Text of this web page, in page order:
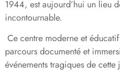
1944, est aujourd’hui un lieu
incontournable.
Ce centre moderne et
parcours documenté et
événements tragiques de cette